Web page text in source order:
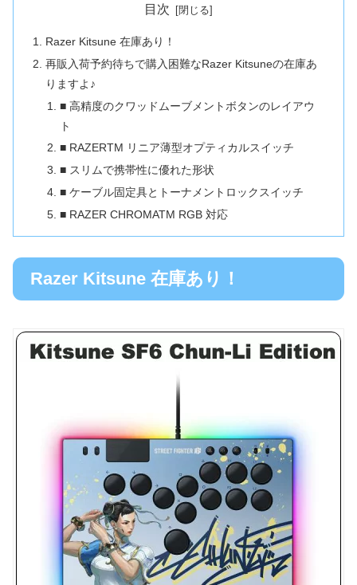
目次
Razer Kitsune 在庫あり！
再販入荷予約待ちで購入困難なRazer Kitsuneの在庫あ
りますよ♪
■ 高精度のクワッドムーブメントボタンのレイアウ
ト
■ RAZERTM リニア薄型オプティカルスイッチ
■ スリムで携帯性に優れた形状
■ ケーブル固定具とトーナメントロックスイッチ
■ RAZER CHROMATM RGB 対応
Razer Kitsune 在庫あり！